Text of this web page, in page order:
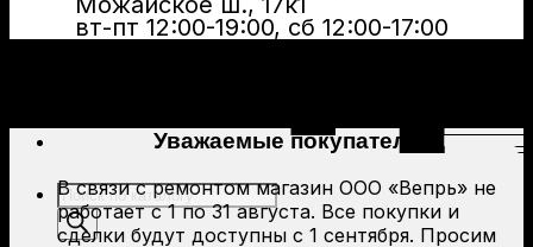
вт-пт 12:00-19:00, сб 12:00-17:00
Поиск
товаров
Уважаемые покупатели!
В связи с ремонтом магазин ООО «Вепрь» не
работает с 1 по 31 августа. Все покупки и
сделки будут доступны с 1 сентября. Просим